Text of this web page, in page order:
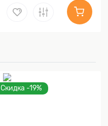
Скидка -19%